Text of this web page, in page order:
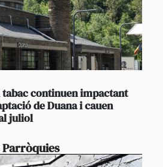
tabac continuen impactant
de Duana i cauen
juliol